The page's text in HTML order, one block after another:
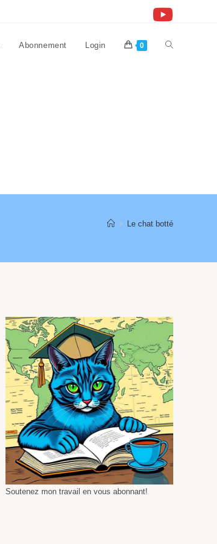
Abonnement Login 0 Toggle
> Le chat botté
Soutenez mon travail en vous abonnant!